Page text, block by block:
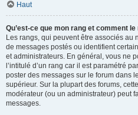
Haut
Qu’est-ce que mon rang et comment
Les rangs, qui peuvent être associés au
de messages postés ou identifient
et administrateurs. En général, vous ne
l’intitulé d’un rang car il est paramétré
poster des messages sur le forum dans
supérieur. Sur la plupart des forums,
modérateur (ou un administrateur) peut
messages.